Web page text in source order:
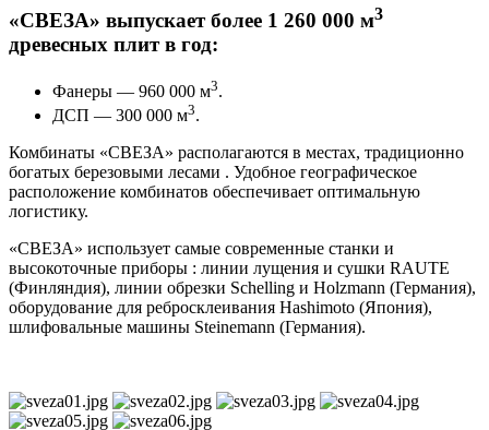
«СВЕЗА» выпускает более 1 260 000 м3
древесных плит в год:
Фанеры — 960 000 м3.
ДСП — 300 000 м3.
Комбинаты «СВЕЗА» располагаются в местах, традиционно
богатых березовыми лесами . Удобное географическое
расположение комбинатов обеспечивает оптимальную
логистику.
«СВЕЗА» использует самые современные станки и
высокоточные приборы : линии лущения и сушки RAUTE
(Финляндия), линии обрезки Schelling и Holzmann (Германия),
оборудование для ребросклеивания Hashimoto (Япония),
шлифовальные машины Steinemann (Германия).